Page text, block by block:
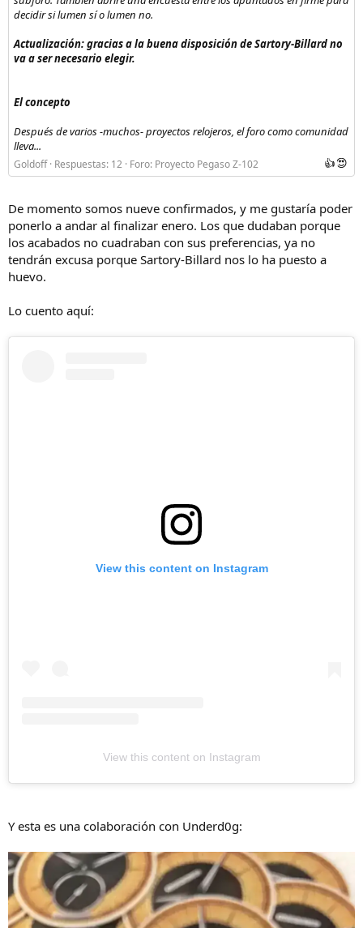
decidir si lumen sí o lumen no.
Actualización: gracias a la buena disposición de Sartory-Billard no
va a ser necesario elegir.
El concepto
Después de varios -muchos- proyectos relojeros, el foro como comunidad
lleva...
Goldoff Respuestas: 12 Foro: Proyecto Pegaso Z-102
De momento somos nueve confirmados, y me gustaría poder
ponerlo a andar al finalizar enero. Los que dudaban porque
los acabados no cuadraban con sus preferencias, ya no
tendrán excusa porque Sartory-Billard nos lo ha puesto a
huevo.
Lo cuento aquí:
View this content on Instagram
View this content on Instagram
Y esta es una colaboración con Underd0g: